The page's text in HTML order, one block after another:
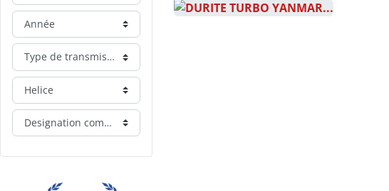
Année
Type de transmission
Helice
Designation commerciale